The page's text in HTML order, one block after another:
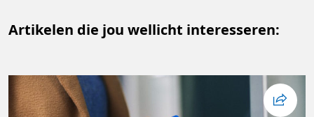
Artikelen die jou wellicht interesseren: